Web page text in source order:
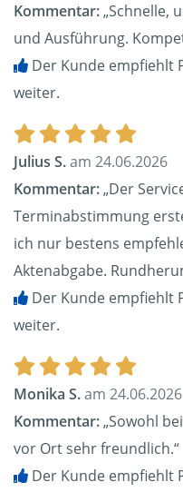
Kommentar:„Schnelle,
und Ausführung.
Der Kunde empfiehlt
weiter.
Julius S.am 24.06.2026
Kommentar:„Der
Terminabstimmung
ich nur bestens
Aktenabgabe.
Der Kunde empfiehlt
weiter.
Monika S.am 24.06.2026
Kommentar:„Sowohl
vor Ort sehr freundlich.“
Der Kunde empfiehlt